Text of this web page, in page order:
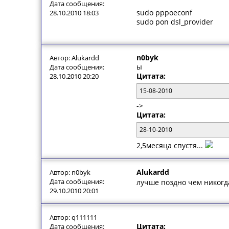
Дата сообщения:
28.10.2010 18:03
sudo pppoeconf
sudo pon dsl_provider
Автор: Alukardd
Дата сообщения:
28.10.2010 20:20
n0byk
ы
Цитата:
15-08-2010
->
Цитата:
28-10-2010
2,5месяца спустя...
Автор: n0byk
Дата сообщения:
29.10.2010 20:01
Alukardd
лучше поздно чем
Автор: q111111
Дата сообщения:
Цитата: